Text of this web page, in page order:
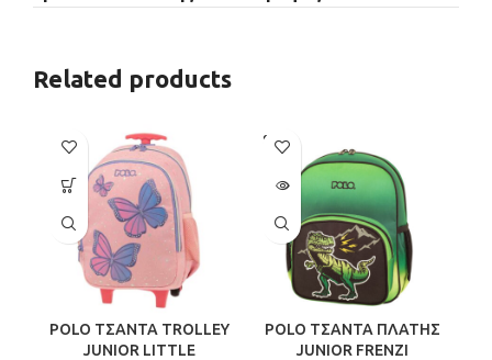
Related products
POLO ΤΣΑΝΤΑ TROLLEY
JUNIOR LITTLE
SOLD
OUT
POLO ΤΣΑΝΤΑ ΠΛΑΤΗΣ
JUNIOR FRENZI